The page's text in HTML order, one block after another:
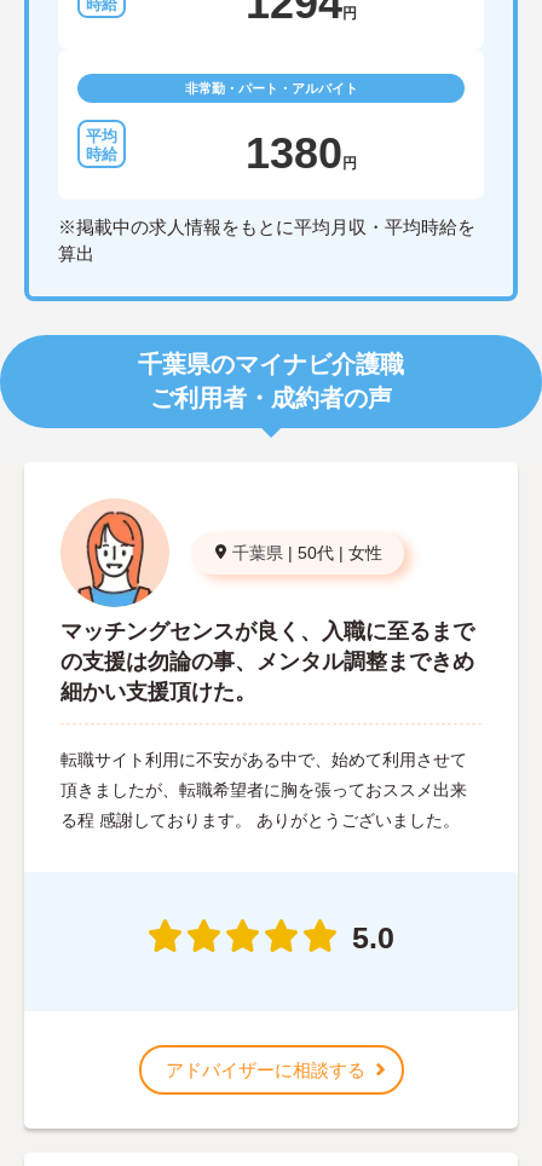
円
非常勤・パート・アルバイト
1380 円
※掲載中の求人情報をもとに平均月収・平均時給を
算出
千葉県のマイナビ介護職
ご利用者・成約者の声
千葉県 | 50代 | 女性
マッチングセンスが良く、入職に至るまで
の支援は勿論の事、メンタル調整まできめ
細かい支援頂けた。
転職サイト利用に不安がある中で、始めて利用させて
頂きましたが、転職希望者に胸を張っておススメ出来
る程 感謝しております。 ありがとうございました。
5.0
アドバイザーに相談する